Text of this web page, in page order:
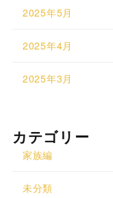
2025年5月
2025年4月
2025年3月
カテゴリー
家族編
未分類